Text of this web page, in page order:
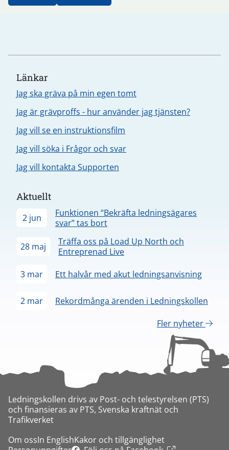
Länkar
Jag ska gräva på min egen tomt
Jag är grävproffs - hur använder jag tjänsten?
Jag vill se en instruktionsfilm
Jag vill söka i Frågor och svar
Jag vill kontakta Supporten
Aktuellt
2 jun
Funktionen “Bekräfta ledningsägares
svar” tas bort
28 maj
Träffa oss på Load Up North och
Entreprenad Live
3 mar
Ett halvår med akut ledningsanvisning
2 mar
Rekordmånga ärenden i Ledningskollen
Fler nyheter
Ledningskollen drivs av Post- och telestyrelsen (PTS)
och finansieras av PTS, Svenska kraftnät och
Trafikverket
Om ossIn EnglishKakor och tillgänglighet